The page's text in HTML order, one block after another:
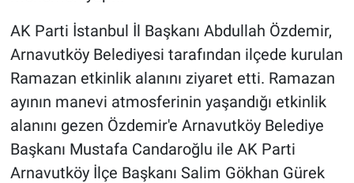
AK Parti İstanbul İl Başkanı Abdullah Özdemir,
Arnavutköy Belediyesi tarafından ilçede kurulan
Ramazan etkinlik alanını ziyaret etti. Ramazan
ayının manevi atmosferinin yaşandığı etkinlik
alanını gezen Özdemir'e Arnavutköy Belediye
Başkanı Mustafa Candaroğlu ile AK Parti
Arnavutköy İlçe Başkanı Salim Gökhan Gürek